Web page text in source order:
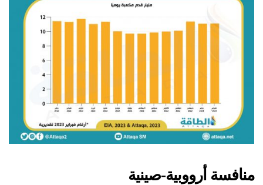
منافسة أرووبية-صينية